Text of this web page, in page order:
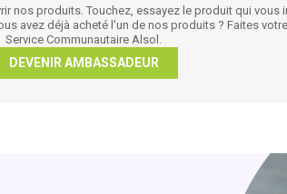
produits. Touchez, essayez le produit qui vous
avez déjà acheté l'un de nos produits ? Faites
Service Communautaire Alsol.
DEVENIR AMBASSADEUR